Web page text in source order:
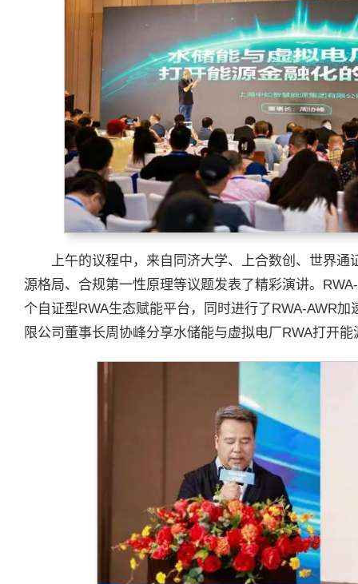
上午的议程中，来自同济大学、上合数创、世界
源格局、合规第一性原理等议题发表了精彩演讲。
个自证型RWA生态赋能平台，同时进行了RWA-AWR
限公司董事长周协峰分享水储能与虚拟电厂RWA打开